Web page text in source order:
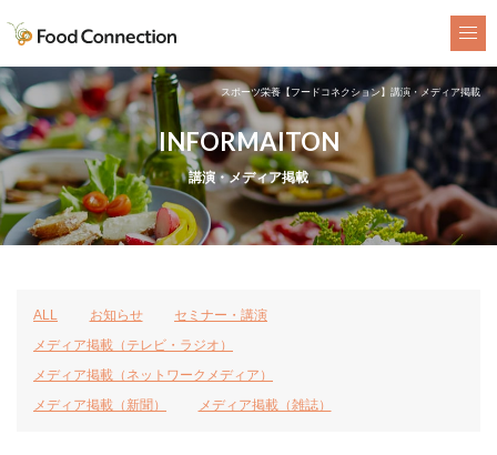
スポーツ栄養【フードコネクション】講演・メディア掲載
INFORMAITON
講演・メディア掲載
ALL お知らせ
セミナー・講演
メディア掲載（テレビ・ラジオ）
メディア掲載（ネットワークメディア）
メディア掲載（新聞）
メディア掲載（雑誌）